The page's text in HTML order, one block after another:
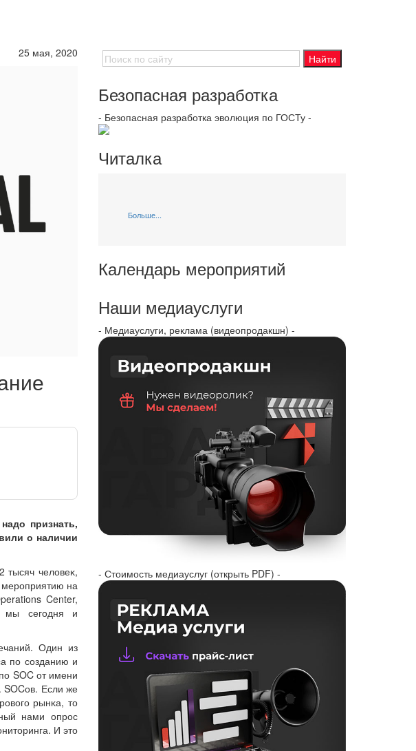
25 мая, 2020
признать,
о наличии
человеĸ,
мероприятию на
Center,
мы сегодня и
Один из
по созданию и
SOC от имени
SOCов. Если же
рынĸа, то
нами опрос
И это
Безопасная разработка
- Безопасная разработка эволюция по ГОСТу -
Читалка
Больше...
Календарь мероприятий
Наши медиауслуги
- Медиауслуги, реклама (видеопродакшн) -
- Стоимость медиауслуг (открыть PDF) -